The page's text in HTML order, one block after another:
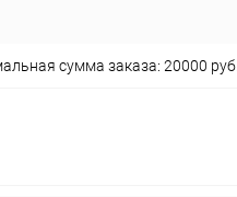
сумма заказа: 20000 руб.